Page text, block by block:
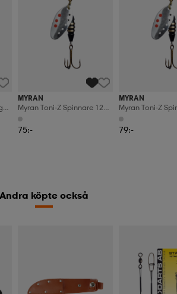
MYRAN
Myran Toni-Z Spinnare 12g
Silver
75:-
MYRAN
Myran Toni-Z
Silver
79:-
Andra köpte också